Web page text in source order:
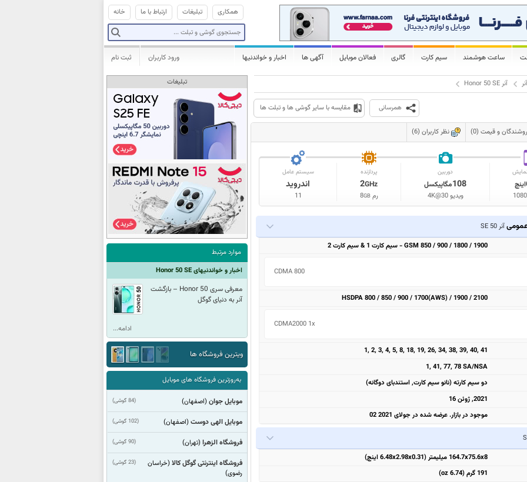
خانه ارتباط با ما تبلیغات همکاری
ساعت هوشمند سیم کارت گالری فعالان موبایل آگهی ها اخبار و خواندنیها ثبت نام ورود کاربران
آنر آنر Honor 50 SE
همرسانی مقایسه با سایر گوشی ها و تبلت ها
و قیمت (0) نظر کاربران (6)
اینچ
دوربین
108مگاپیکسل
ویدیو 4K@30
پردازنده
2GHz
رم 8GB
سیستم عامل
اندروید
11
آنر 50 SE
GSM 850 / 900 / 1800 / 1900 - سیم کارت 1 & سیم کارت 2
CDMA 800
HSDPA 800 / 850 / 900 / 1700(AWS) / 1900 / 2100
CDMA2000 1x
1, 2, 3, 4, 5, 8, 18, 19, 26, 34, 38, 39, 40, 41
1, 41, 77, 78 SA/NSA
دو سیم کارته (نانو سیم کارت, استندبای دوگانه)
2021, ژوئن 16
موجود در بازار. عرضه شده در جولای 2021 02
164.7x75.6x8 میلیمتر (6.48x2.98x0.31 اینچ)
191 گرم (6.74 oz)
تبلیغات
موارد مرتبط
اخبار و خواندنیهای Honor 50 SE
معرفی سری Honor 50 – بازگشت
آنر به دنیای گوگل
ادامه...
ویترین فروشگاه ها
به‌روزترین فروشگاه های موبایل
(84 گوشی) موبایل جوان (اصفهان)
(102 گوشی) موبایل الهی دوست (اصفهان)
(90 گوشی) فروشگاه الزهرا (تهران)
(23 گوشی) فروشگاه اینترنتی گوگل کالا (خراسان
رضوی)